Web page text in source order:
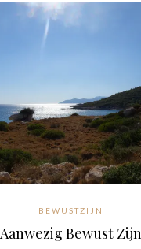
BEWUSTZIJN
Aanwezig Bewust Zijn